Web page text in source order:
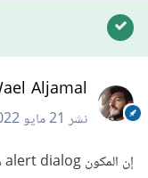
Aljamal
نشر21 مايو 2022